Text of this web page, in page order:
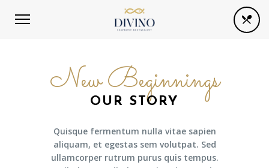
New Beginnings
OUR STORY
Quisque fermentum nulla vitae sapien
aliquam, et egestas sem volutpat. Sed
ullamcorper rutrum purus quis tempus.